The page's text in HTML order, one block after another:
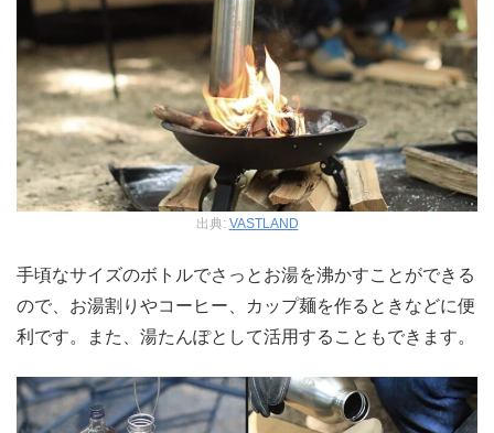
出典: VASTLAND
手頃なサイズのボトルでさっとお湯を沸かすことができる
ので、お湯割りやコーヒー、カップ麺を作るときなどに便
利です。また、湯たんぽとして活用することもできます。